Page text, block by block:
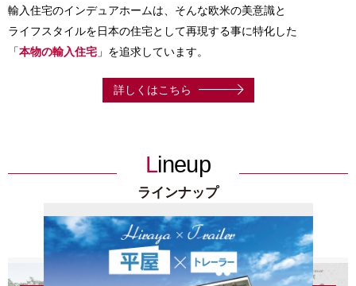
輸入住宅のインデュアホームは、そんな欧米の美意識と
ライフスタイルを日本の住宅として再現する事に特化した
「本物の輸入住宅 」を追求しています。
詳しくはこちら
Lineup
ラインナップ